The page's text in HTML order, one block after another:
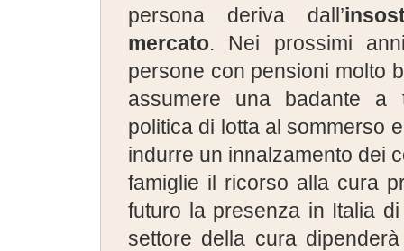
persona deriva dall’
mercato. Nei prossimi
persone con pensioni molto
assumere una badante a
politica di lotta al sommerso
indurre un innalzamento dei
famiglie il ricorso alla cura
futuro la presenza in Italia
settore della cura